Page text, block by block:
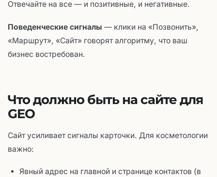
Отвечайте на все — и позитивные, и негативные.
Поведенческие сигналы — клики на «Позвонить»,
«Маршрут», «Сайт» говорят алгоритму, что ваш
бизнес востребован.
Что должно быть на сайте для
GEO
Сайт усиливает сигналы карточки. Для косметологии
важно:
Явный адрес на главной и странице контактов (в